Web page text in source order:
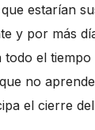
estarían
y por más
todo el
no
el cierre